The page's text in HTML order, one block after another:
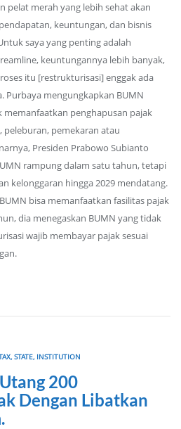
pelat merah yang lebih sehat akan
keuntungan, dan bisnis
saya yang penting adalah
keuntungannya lebih banyak,
itu [restrukturisasi] enggak ada
Purbaya mengungkapkan BUMN
penghapusan pajak
peleburan, pemekaran atau
Presiden Prabowo Subianto
rampung dalam satu tahun, tetapi
kelonggaran hingga 2029 mendatang.
bisa memanfaatkan fasilitas pajak
dia menegaskan BUMN yang tidak
wajib membayar pajak sesuai
STATE, INSTITUTION
200
Dengan Libatkan